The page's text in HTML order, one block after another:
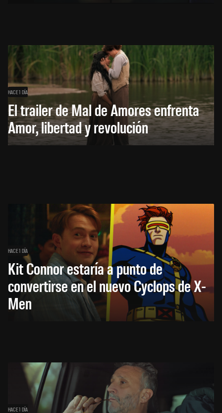
HACE 1 DÍA
El trailer de Mal de Amores enfrenta
Amor, libertad y revolución
HACE 1 DÍA
Kit Connor estaría a punto de
convertirse en el nuevo Cyclops de X-
Men
HACE 1 DÍA